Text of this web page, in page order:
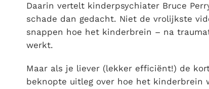
Daarin vertelt kinderpsychiater Bruce
schade dan gedacht. Niet de vrolijkste
snappen hoe het kinderbrein – na
werkt.
Maar als je liever (lekker efficiënt!) de
beknopte uitleg over hoe het